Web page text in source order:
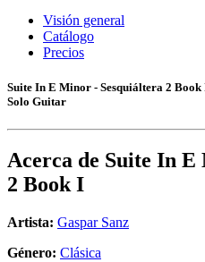
Visión general
Catálogo
Precios
Suite In E Minor - Sesquiáltera 2
Solo Guitar
Acerca de Suite In E
2 Book I
Artista: Gaspar Sanz
Género: Clásica